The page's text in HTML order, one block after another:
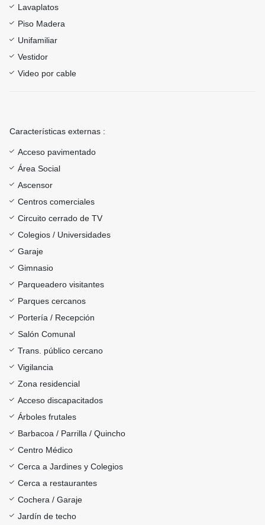
Lavaplatos
Piso Madera
Unifamiliar
Vestidor
Video por cable
Características externas :
Acceso pavimentado
Área Social
Ascensor
Centros comerciales
Circuito cerrado de TV
Colegios / Universidades
Garaje
Gimnasio
Parqueadero visitantes
Parques cercanos
Portería / Recepción
Salón Comunal
Trans. público cercano
Vigilancia
Zona residencial
Acceso discapacitados
Árboles frutales
Barbacoa / Parrilla / Quincho
Centro Médico
Cerca a Jardines y Colegios
Cerca a restaurantes
Cochera / Garaje
Jardín de techo